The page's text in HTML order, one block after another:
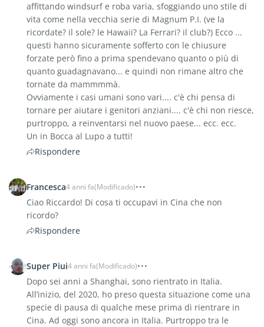
affittando windsurf e roba varia, sfoggiando uno stile di
vita come nella vecchia serie di Magnum P.I. (ve la
ricordate? il sole? le Hawaii? La Ferrari? il club?) Ecco ...
questi hanno sicuramente sofferto con le chiusure
forzate però fino a prima spendevano quanto o più di
quanto guadagnavano... e quindi non rimane altro che
tornate da mammmmà.
Ovviamente i casi umani sono vari.... c'è chi pensa di
tornare per aiutare i genitori anziani.... c'è chi non riesce,
purtroppo, a reinventarsi nel nuovo paese... ecc. ecc.
Un in Bocca al Lupo a tutti!
Rispondere
Francesca4 anni fa(Modificado)
Ciao Riccardo! Di cosa ti occupavi in Cina che non
ricordo?
Rispondere
Super Piui4 anni fa(Modificado)
Dopo sei anni a Shanghai, sono rientrato in Italia.
All’inizio, del 2020, ho preso questa situazione come una
specie di pausa di qualche mese prima di rientrare in
Cina. Ad oggi sono ancora in Italia. Purtroppo tra le